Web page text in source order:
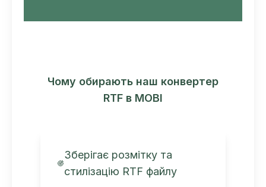
Чому обирають наш конвертер
RTF в MOBI
Зберігає розмітку та
стилізацію RTF файлу